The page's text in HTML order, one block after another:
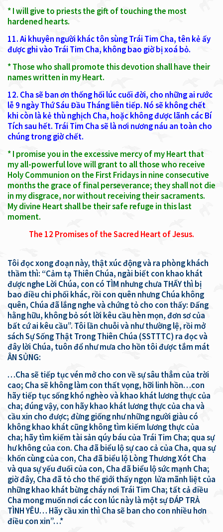
* I will give to priests the gift of touching the most
hardened hearts.
11. Ai khuyên người khác tôn sùng Trái Tim Cha, tên kẻ ấy
được ghi vào Trái Tim Cha, không bao giờ bị xoá bỏ.
* Those who shall promote this devotion shall have their
names written in my Heart.
12. Cha sẽ ban ơn thống hối lúc cuối đời, cho những ai rước
lễ 9 ngày Thứ Sáu Đầu Tháng liên tiếp. Nó sẽ không chết
khi còn là kẻ thù nghịch Cha, hoặc không được lãnh các Bí
Tích sau hết. Trái Tim Cha sẽ là nơi nương náu an toàn cho
chúng trong giờ chết.
* I promise you in the excessive mercy of my Heart that
my all-powerful love will grant to all those who receive
Holy Communion on the First Fridays in nine consecutive
months the grace of final perseverance; they shall not die
in my disgrace, nor without receiving their sacraments.
My divine Heart shall be their safe refuge in this last
moment.
The 12 Promises of the Sacred Heart of Jesus.
Tôi đọc xong đoạn này, thật xúc động và ra phòng khách
thầm thì: “Cảm tạ Thiên Chúa, ngài biết con khao khát
được nghe Lời Chúa, con có TÌM nhưng chưa THẤY thì bị
bao điều chi phối khác, rồi con quên nhưng Chúa không
quên, Chúa đã lắng nghe và chứng tỏ cho con thấy: Đấng
hằng hữu, không bỏ sót lời kêu cầu hèn mọn, đơn sơ của
bất cứ ai kêu cầu”. Tôi lần chuỗi và như thường lệ, rồi mở
sách Sự Sống Thật Trong Thiên Chúa (SSTTTC) ra đọc và
đây lời Chúa, tuôn đổ như mưa cho hồn tôi được tắm mát
ÂN SỦNG:
…Cha sẽ tiếp tục vén mở cho con về sự sâu thẳm của trời
cao; Cha sẽ không làm con thất vọng, hỡi linh hồn…con
hãy tiếp tục sống khó nghèo và khao khát lương thực của
cha; đúng vậy, con hãy khao khát lương thực của cha và
cầu xin cho được; đừng giống như những người giàu có
không khao khát cũng không tìm kiếm lương thực của
cha; hãy tìm kiếm tài sản qúy báu của Trái Tim Cha; qua sự
hư không của con. Cha đã biểu lộ sự cao cả của Cha, qua sự
khốn cùng của con, Cha đã biểu lộ Lòng Thương Xót Cha
và qua sự yếu đuối của con, Cha đã biểu lộ sức mạnh Cha;
giờ đây, Cha đã tỏ cho thế giới thấy ngọn lửa mãnh liệt của
những khao khát bừng cháy nơi Trái Tim Cha; tất cả điều
Cha mong muốn nơi các con lúc này là một sự ĐÁP TRẢ
TÌNH YÊU… Hãy cầu xin thì Cha sẽ ban cho con nhiều hơn
điều con xin”…*